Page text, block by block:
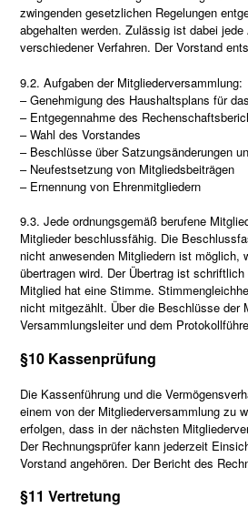
zwingenden gesetzlichen Regelungen
abgehalten werden. Zulässig ist dabei
verschiedener Verfahren. Der Vorstand
9.2. Aufgaben der Mitgliederversammlung:
– Genehmigung des Haushaltsplans für
– Entgegennahme des
– Wahl des Vorstandes
– Beschlüsse über Satzungsänderungen
– Neufestsetzung von Mitgliedsbeiträgen
– Ernennung von Ehrenmitgliedern
9.3. Jede ordnungsgemäß berufene
Mitglieder beschlussfähig. Die
nicht anwesenden Mitgliedern ist möglich,
übertragen wird. Der Übertrag ist
Mitglied hat eine Stimme.
nicht mitgezählt. Über die Beschlüsse
Versammlungsleiter und dem
§10 Kassenprüfung
Die Kassenführung und die
einem von der Mitgliederversammlung zu
erfolgen, dass in der nächsten
Der Rechnungsprüfer kann jederzeit
Vorstand angehören. Der Bericht des
§11 Vertretung